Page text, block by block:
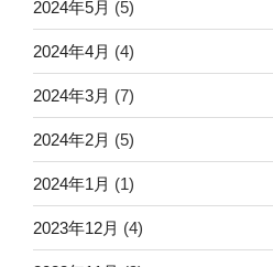
2024年5月 (5)
2024年4月 (4)
2024年3月 (7)
2024年2月 (5)
2024年1月 (1)
2023年12月 (4)